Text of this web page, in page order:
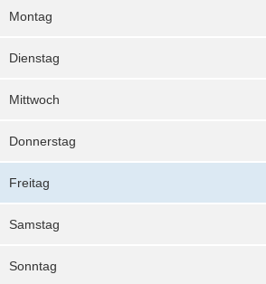
Montag
Dienstag
Mittwoch
Donnerstag
Freitag
Samstag
Sonntag